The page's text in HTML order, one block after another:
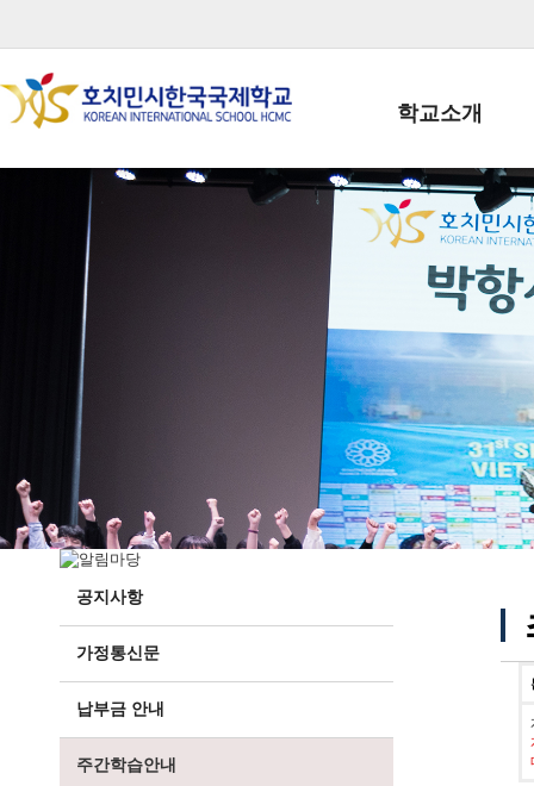
학교소개
학교장인사말
학생회장인사말
학교상징
학교 CI
교직원현황
학생현황
위치/전화
전경사진
공지사항
가정통신문
납부금 안내
주간학습안내